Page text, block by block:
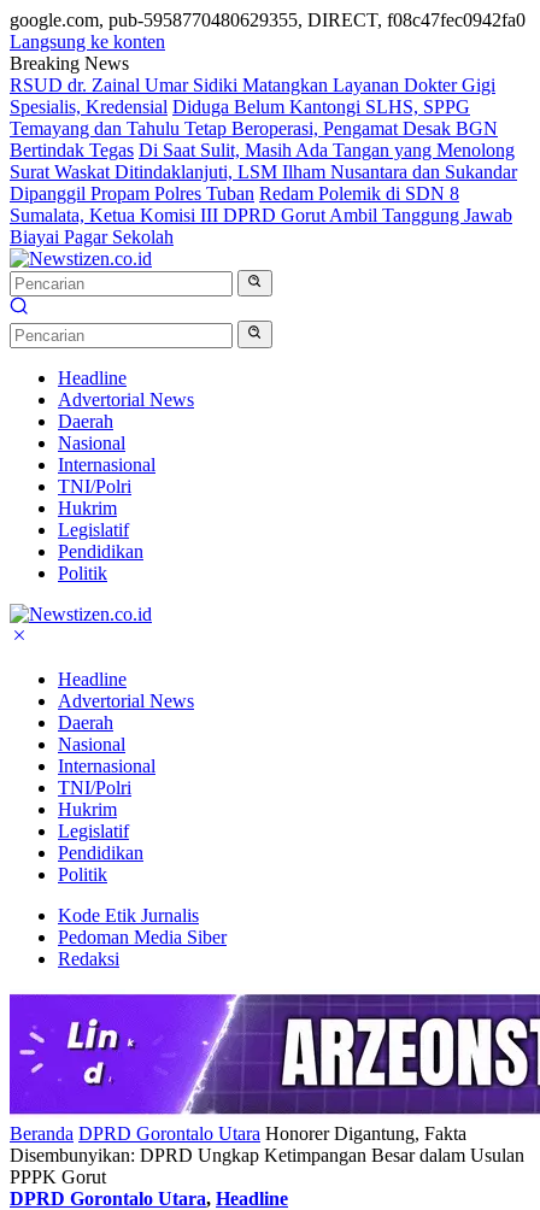
google.com, pub-5958770480629355, DIRECT, f08c47fec0942fa0
Langsung ke konten
Breaking News
RSUD dr. Zainal Umar Sidiki Matangkan Layanan Dokter Gigi
Spesialis, Kredensial Diduga Belum Kantongi SLHS, SPPG
Temayang dan Tahulu Tetap Beroperasi, Pengamat Desak BGN
Bertindak Tegas Di Saat Sulit, Masih Ada Tangan yang Menolong
Surat Waskat Ditindaklanjuti, LSM Ilham Nusantara dan Sukandar
Dipanggil Propam Polres Tuban Redam Polemik di SDN 8
Sumalata, Ketua Komisi III DPRD Gorut Ambil Tanggung Jawab
Biayai Pagar Sekolah
Headline
Advertorial News
Daerah
Nasional
Internasional
TNI/Polri
Hukrim
Legislatif
Pendidikan
Politik
Headline
Advertorial News
Daerah
Nasional
Internasional
TNI/Polri
Hukrim
Legislatif
Pendidikan
Politik
Kode Etik Jurnalis
Pedoman Media Siber
Redaksi
Beranda DPRD Gorontalo Utara Honorer Digantung, Fakta
Disembunyikan: DPRD Ungkap Ketimpangan Besar dalam Usulan
PPPK Gorut
DPRD Gorontalo Utara, Headline